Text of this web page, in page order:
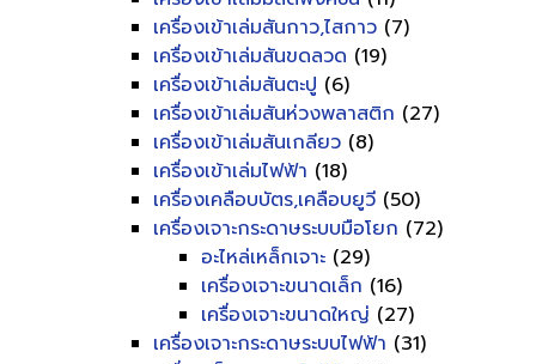
เครื่องเข้าเล่มสันกาว,ไสกาว (7)
เครื่องเข้าเล่มสันขดลวด (19)
เครื่องเข้าเล่มสันตะปู (6)
เครื่องเข้าเล่มสันห่วงพลาสติก (27)
เครื่องเข้าเล่มสันเกลียว (8)
เครื่องเข้าเล่มไฟฟ้า (18)
เครื่องเคลือบบัตร,เคลือบยูวี (50)
เครื่องเจาะกระดาษระบบมือโยก (72)
อะไหล่เหล็กเจาะ (29)
เครื่องเจาะขนาดเล็ก (16)
เครื่องเจาะขนาดใหญ่ (27)
เครื่องเจาะกระดาษระบบไฟฟ้า (31)